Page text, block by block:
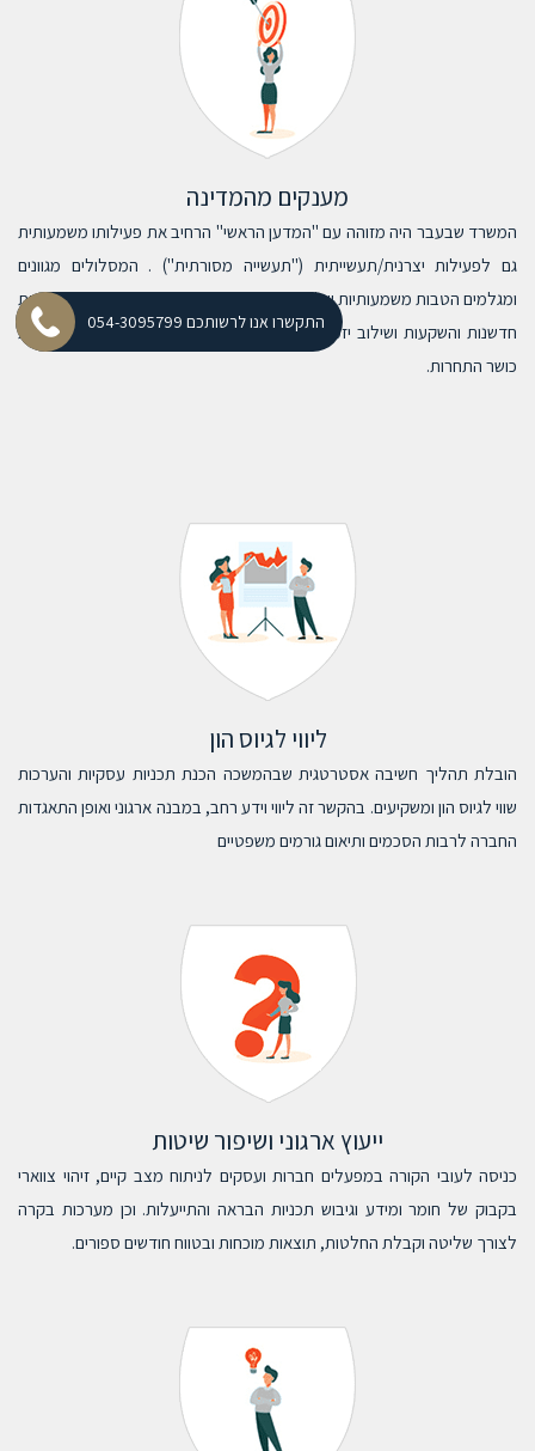
מענקים מהמדינה
המשרד שבעבר היה מזוהה עם "המדען הראשי" הרחיב את פעילותו משמעותית
גם לפעילות יצרנית/תעשייתית ("תעשייה מסורתית") . המסלולים מגוונים
ומגלמים הטבות משמעותיות של מיליוני שקלים לטובת הגדלת הפעילות הכנסת
חדשנות והשקעות ושילוב יזמים ופטנטים עם תעשייה מסורתית כדי לשפר את
כושר התחרות.
ליווי לגיוס הון
הובלת תהליך חשיבה אסטרטגית שבהמשכה הכנת תכניות עסקיות והערכות
שווי לגיוס הון ומשקיעים. בהקשר זה ליווי וידע רחב, במבנה ארגוני ואופן התאגדות
החברה לרבות הסכמים ותיאום גורמים משפטיים
ייעוץ ארגוני ושיפור שיטות
כניסה לעובי הקורה במפעלים חברות ועסקים לניתוח מצב קיים, זיהוי צווארי
בקבוק של חומר ומידע וגיבוש תכניות הבראה והתייעלות. וכן מערכות בקרה
לצורך שליטה וקבלת החלטות, תוצאות מוכחות ובטווח חודשים ספורים.
התקשרו אנו לרשותכם 054-3095799